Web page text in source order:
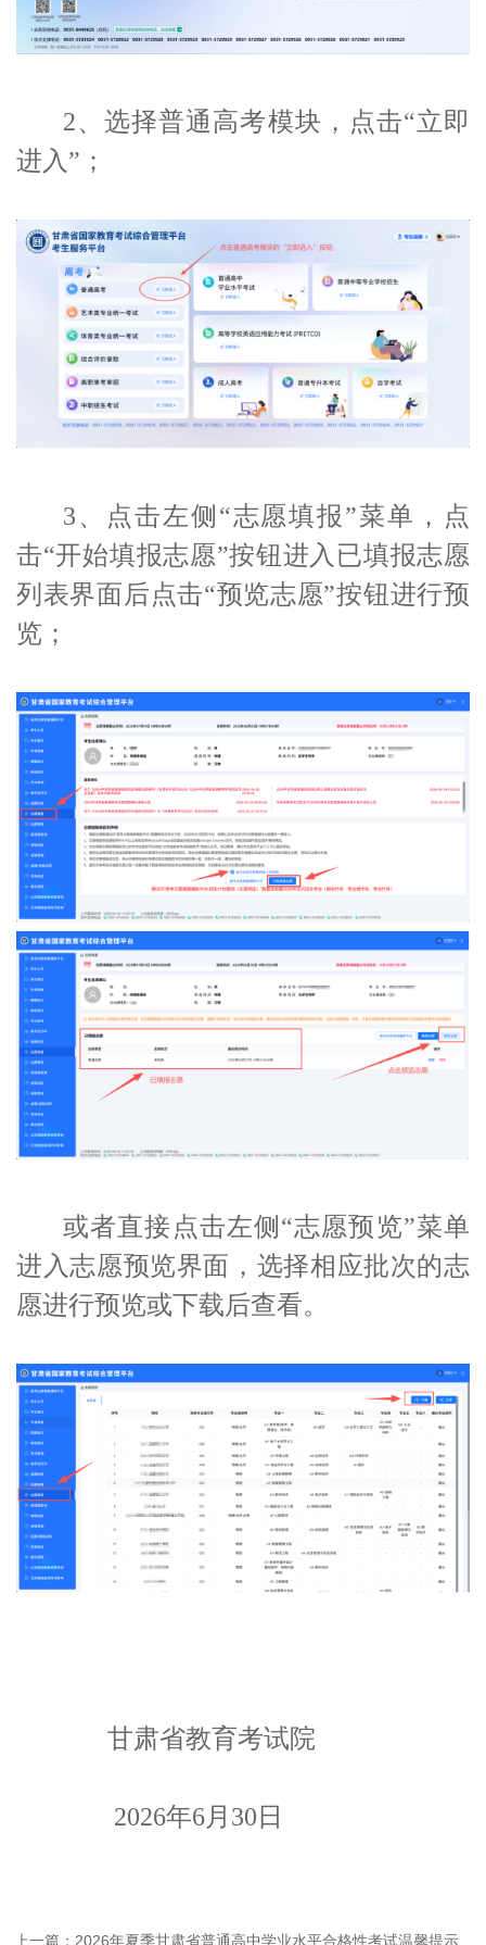
2、选择普通高考模块，点击“立即
进入”；
3、点击左侧“志愿填报”菜单，点
击“开始填报志愿”按钮进入已填报志愿
列表界面后点击“预览志愿”按钮进行预
览；
或者直接点击左侧“志愿预览”菜单
进入志愿预览界面，选择相应批次的志
愿进行预览或下载后查看。
甘肃省教育考试院
2026年6月30日
上一篇：2026年夏季甘肃省普通高中学业水平合格性考试温馨提示